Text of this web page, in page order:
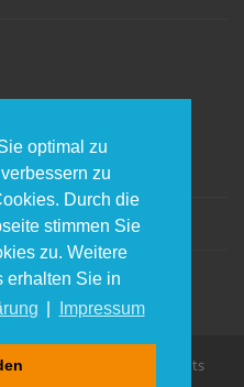
optimal zu
zu
Durch die
stimmen Sie
zu. Weitere
erhalten Sie in
Impressum
Wiesbaden | All Rights